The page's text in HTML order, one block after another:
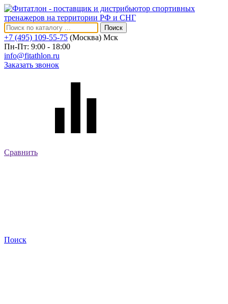
Поиск
+7 (495) 109-55-75 (Москва) Мск
Пн-Пт: 9:00 - 18:00
info@fitathlon.ru
Заказать звонок
Сравнить
Поиск